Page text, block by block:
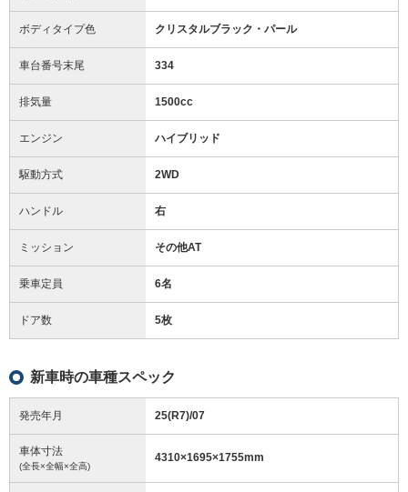
ボディタイプ色 クリスタルブラック・パール
車台番号末尾 334
排気量 1500cc
エンジン ハイブリッド
駆動方式 2WD
ハンドル 右
ミッション その他AT
乗車定員 6名
ドア数 5枚
新車時の車種スペック
発売年月 25(R7)/07
車体寸法
(全長×全幅×全高)
4310×1695×1755mm